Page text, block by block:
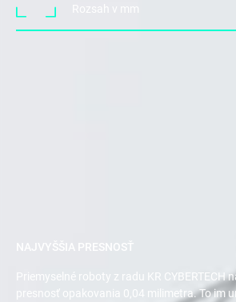
NAJVYŠŠIA PRESNOSŤ
Priemyselné roboty z radu KR CYBERTECH
presnosť opakovania 0,04 milimetra. To im